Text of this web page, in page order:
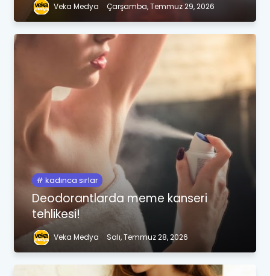
Veka Medya Çarşamba, Temmuz 29, 2026
kadınca sırlar
Deodorantlarda meme kanseri
tehlikesi!
Veka Medya Salı, Temmuz 28, 2026